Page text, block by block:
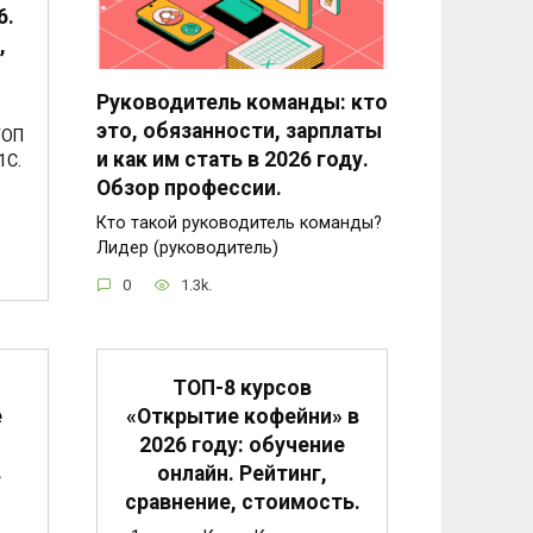
Руководитель команды: кто
это, обязанности, зарплаты
и как им стать в 2026 году.
Обзор профессии.
Кто такой руководитель команды?
Лидер (руководитель)
0 1.3k.
ТОП-8 курсов
«Открытие кофейни» в
2026 году: обучение
онлайн. Рейтинг,
сравнение, стоимость.